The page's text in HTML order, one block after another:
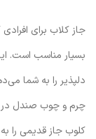
جاز کلاب برای
بسیار مناسب است.
دلپذیر را به شما
چرم و چوب صندل
کلوب جاز قدیمی را